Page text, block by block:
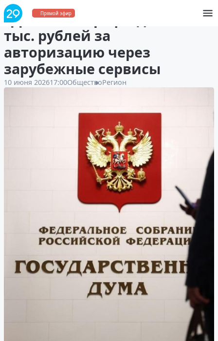
Прямой эфир
ГД ввела штрафы до 700
тыс. рублей за
авторизацию через
зарубежные сервисы
10 июня 202617:00ОбществоРегион